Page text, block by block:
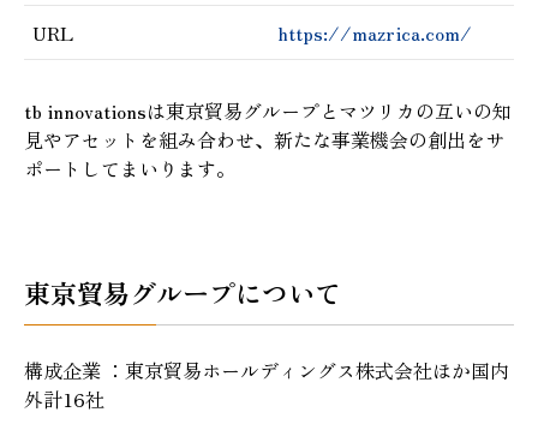
URL
https://mazrica.com/
tb innovationsは東京貿易グループとマツリカの互いの知
見やアセットを組み合わせ、新たな事業機会の創出をサ
ポートしてまいります。
東京貿易グループについて
構成企業 ：東京貿易ホールディングス株式会社ほか国内
外計16社